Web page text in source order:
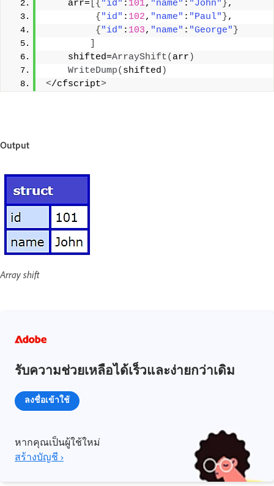
    arr=
[{ "id" : 101, "name" : "John" },
{ "id" : 102, "name" : "Paul" },
{ "id" : 103, "name" : "George" }
    shifted=
ArrayShift( arr )
WriteDump( shifted )
</cfscript>
Output
Array shift
รับความช่วยเหลือได้เร็วและง่ายกว่าเดิม
ลงชื่อเข้าใช้
หากคุณเป็นผู้ใช้ใหม่
สร้างบัญชี ›